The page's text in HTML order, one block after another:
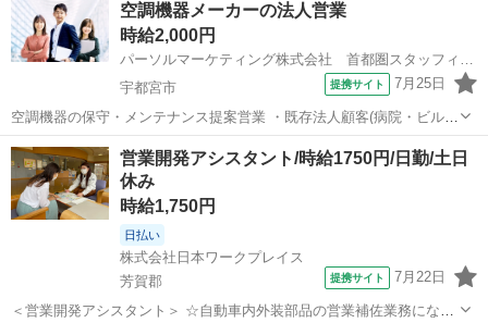
空調機器メーカーの法人営業
時給2,000円
宇都宮市
提携サイト 7月25日
空調機器の保守・メンテナンス提案営業 ・既存法人顧客(病院・ビル・
工場等)へのルート訪問 ・保守点検・整備・省エネ商材の提案 ・見積
書・提案書の作成 ・部品・作業の発注および検収 ・社内専用システム
(セールスフォース)での事...
栃木 宇都宮市 営業
営業開発アシスタント/時給1750円/日勤/土日
休み
時給1,750円
日払い
株式会社日本ワークプレイス
芳賀郡
提携サイト 7月22日
＜営業開発アシスタント＞ ☆自動車内外装部品の営業補佐業務になり